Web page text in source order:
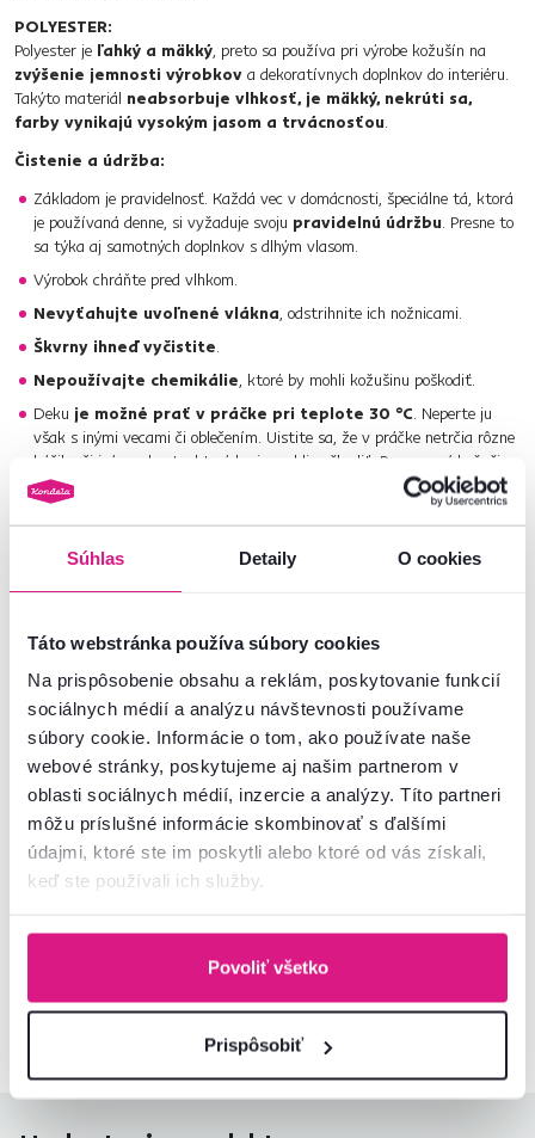
Súhlas Detaily O cookies
Táto webstránka používa súbory cookies
Na prispôsobenie obsahu a reklám, poskytovanie funkcií
sociálnych médií a analýzu návštevnosti používame
súbory cookie. Informácie o tom, ako používate naše
webové stránky, poskytujeme aj našim partnerom v
oblasti sociálnych médií, inzercie a analýzy. Títo partneri
môžu príslušné informácie skombinovať s ďalšími
údajmi, ktoré ste im poskytli alebo ktoré od vás získali,
keď ste používali ich služby.
Povoliť všetko
Prispôsobiť
POLYESTER:
Polyester je ľahký a mäkký, preto sa používa pri výrobe kožušín na
zvýšenie jemnosti výrobkov a dekoratívnych doplnkov do interiéru.
Takýto materiál neabsorbuje vlhkosť, je mäkký, nekrúti sa,
farby vynikajú vysokým jasom a trvácnosťou.
Čistenie a údržba:
Základom je pravidelnosť. Každá vec v domácnosti, špeciálne tá, ktorá
je používaná denne, si vyžaduje svoju pravidelnú údržbu. Presne to
sa týka aj samotných doplnkov s dlhým vlasom.
Výrobok chráňte pred vlhkom.
Nevyťahujte uvoľnené vlákna, odstrihnite ich nožnicami.
Škvrny ihneď vyčistite.
Nepoužívajte chemikálie, ktoré by mohli kožušinu poškodiť.
Deku je možné prať v práčke pri teplote 30 °C. Neperte ju
však s inými vecami či oblečením. Uistite sa, že v práčke netrčia rôzne
háčiky či iné predmety, ktoré by ju mohli poškodiť. Po vypraní kožušinu
nechajte poriadne vysušiť.
Základné parametre
Rozmery a špecifikácie
Informácie o balení
02/ 40 100 100 Spustiť chat